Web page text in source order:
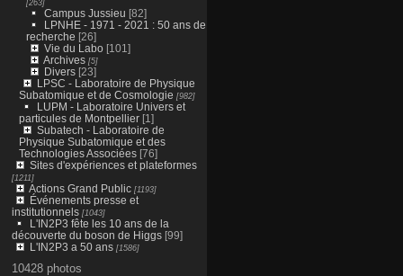
[263]
Campus Jussieu [82]
LPNHE - 1971 - 2021 : 50 ans de
recherche [26]
Vie du Labo[101]
Archives[5]
Divers[23]
LPSC - Laboratoire de Physique
Subatomique et de Cosmologie [982]
LUPM - Laboratoire Univers et
particules de Montpellier[1]
Subatech - Laboratoire de
Physique Subatomique et des
Technologies Associées[76]
Sites d'expériences et plateformes
[1211]
Actions Grand Public[1193]
Événements presse et
institutionnels[1043]
L'IN2P3 fête les 10 ans de la
découverte du boson de Higgs[99]
L'IN2P3 a 50 ans[1586]
10428 photos